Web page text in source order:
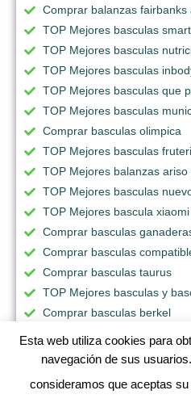
Comprar balanzas fairbanks
TOP Mejores basculas smart
TOP Mejores basculas
TOP Mejores basculas
TOP Mejores basculas que
TOP Mejores basculas
Comprar basculas olimpica
TOP Mejores basculas
TOP Mejores balanzas ariso
TOP Mejores basculas
TOP Mejores bascula
Comprar basculas
Comprar basculas
Comprar basculas taurus
TOP Mejores basculas y
Comprar basculas berkel
TOP Mejores basculas
Comprar basculas usadas
TOP Mejores basculas
TOP Mejores basculas
Esta web utiliza cookies para
navegación de sus
consideramos que aceptas su